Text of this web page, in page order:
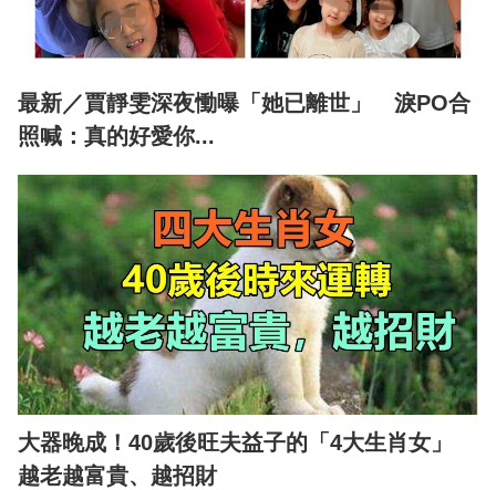
最新／賈靜雯深夜慟曝「她已離世」 淚PO合
照喊：真的好愛你...
大器晚成！40歲後旺夫益子的「4大生肖女」
越老越富貴、越招財